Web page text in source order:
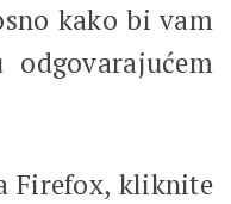
kako bi vam
Firefox, kliknite